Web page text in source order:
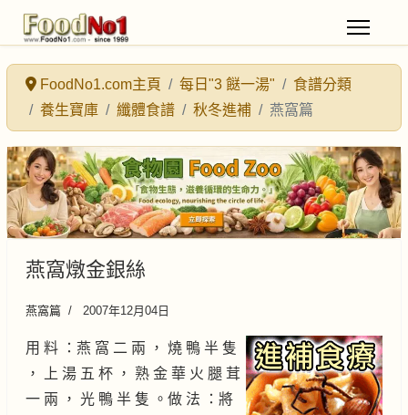
FoodNo1.com主頁 每日"3 餸一湯"
食譜分類
養生寶庫
纖體食譜 秋冬進補 燕窩篇
燕窩燉金銀絲
燕窩篇 2007年12月04日
用 料 ：燕 窩 二 兩 ， 燒 鴨 半 隻
， 上 湯 五 杯 ， 熟 金 華 火 腿 茸
一 兩 ， 光 鴨 半 隻 。做 法 ：將